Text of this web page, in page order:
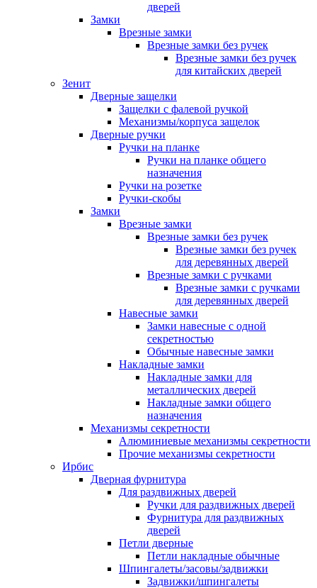
дверей
Замки
Врезные замки
Врезные замки без ручек
Врезные замки без ручек
для китайских дверей
Зенит
Дверные защелки
Защелки с фалевой ручкой
Механизмы/корпуса защелок
Дверные ручки
Ручки на планке
Ручки на планке общего
назначения
Ручки на розетке
Ручки-скобы
Замки
Врезные замки
Врезные замки без ручек
Врезные замки без ручек
для деревянных дверей
Врезные замки с ручками
Врезные замки с ручками
для деревянных дверей
Навесные замки
Замки навесные с одной
секретностью
Обычные навесные замки
Накладные замки
Накладные замки для
металлических дверей
Накладные замки общего
назначения
Механизмы секретности
Алюминиевые механизмы секретности
Прочие механизмы секретности
Ирбис
Дверная фурнитура
Для раздвижных дверей
Ручки для раздвижных дверей
Фурнитура для раздвижных
дверей
Петли дверные
Петли накладные обычные
Шпингалеты/засовы/задвижки
Задвижки/шпингалеты